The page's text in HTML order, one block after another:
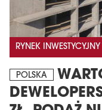
RYNEK
POLSKA